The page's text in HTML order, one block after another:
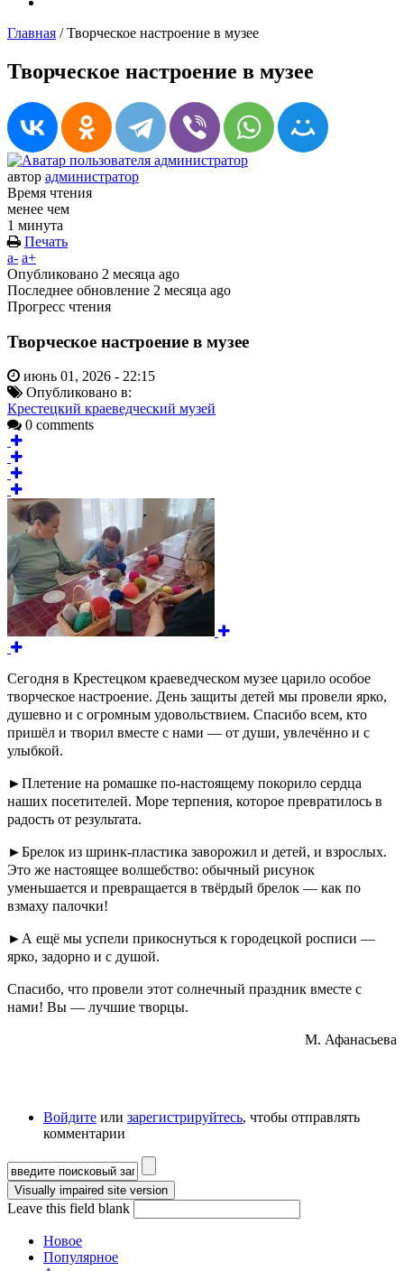
Главная /Творческое настроение в музее
Творческое настроение в музее
автор администратор
Время чтения
менее чем
1 минута
Печать
a- a+
Опубликовано 2 месяца ago
Последнее обновление 2 месяца ago
Прогресс чтения
Творческое настроение в музее
июнь 01, 2026 - 22:15
Опубликовано в:
Крестецкий краеведческий музей
0 comments
Сегодня в Крестецком краеведческом музее царило особое
творческое настроение. День защиты детей мы провели ярко,
душевно и с огромным удовольствием. Спасибо всем, кто
пришёл и творил вместе с нами — от души, увлечённо и с
улыбкой.
►Плетение на ромашке по-настоящему покорило сердца
наших посетителей. Море терпения, которое превратилось в
радость от результата.
►Брелок из шринк-пластика заворожил и детей, и взрослых.
Это же настоящее волшебство: обычный рисунок
уменьшается и превращается в твёрдый брелок — как по
взмаху палочки!
►А ещё мы успели прикоснуться к городецкой росписи —
ярко, задорно и с душой.
Спасибо, что провели этот солнечный праздник вместе с
нами! Вы — лучшие творцы.
М. Афанасьева
Войдите или зарегистрируйтесь, чтобы отправлять
комментарии
Форма поиска
Leave this field blank
Новое
Популярное